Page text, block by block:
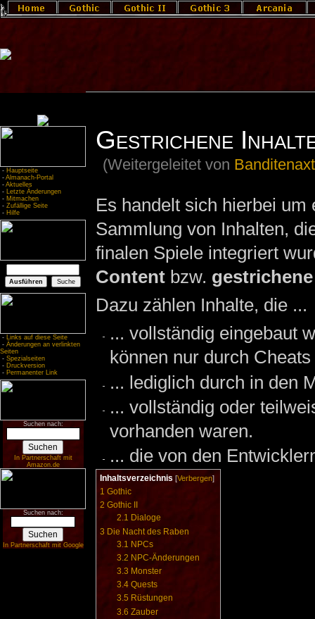
- Hauptseite
- Almanach-Portal
- Aktuelles
- Letzte Änderungen
- Mitmachen
- Zufällige Seite
- Hilfe
- Links auf diese Seite
- Änderungen an verlinkten
Seiten
- Spezialseiten
- Druckversion
- Permanenter Link
Suchen nach:
In Partnerschaft mit
Amazon.de
Suchen nach:
In Partnerschaft mit Google
Gestrichene
(Weitergeleitet von Banditenaxt
Es handelt sich hierbei um
Sammlung von Inhalten,
finalen Spiele integriert
Contentbzw.
Dazu zählen Inhalte, die ...
... vollständig eingebaut
können nur durch
... lediglich durch in den
... vollständig oder
vorhanden waren.
... die von den
Inhaltsverzeichnis [Verbergen]
1 Gothic
2 Gothic II
2.1 Dialoge
3 Die Nacht des Raben
3.1 NPCs
3.2 NPC-Änderungen
3.3 Monster
3.4 Quests
3.5 Rüstungen
3.6 Zauber